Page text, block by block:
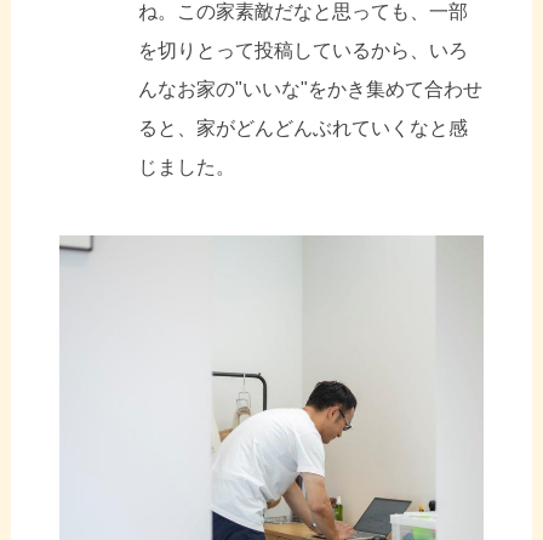
ね。この家素敵だなと思っても、一部
を切りとって投稿しているから、いろ
んなお家の"いいな"をかき集めて合わせ
ると、家がどんどんぶれていくなと感
じました。